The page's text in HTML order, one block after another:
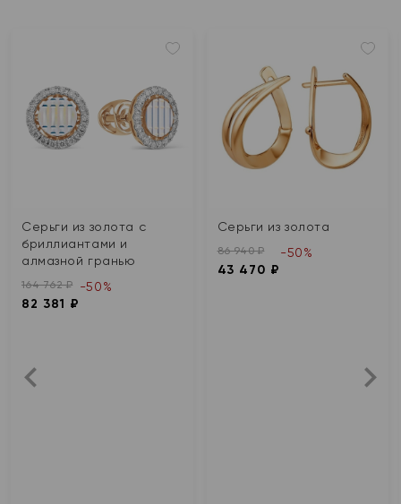
Серьги из золота с
бриллиантами и
алмазной гранью
164 762 ₽
82 381 ₽
-50%
Серьги из золота
86 940 ₽
43 470 ₽
-50%